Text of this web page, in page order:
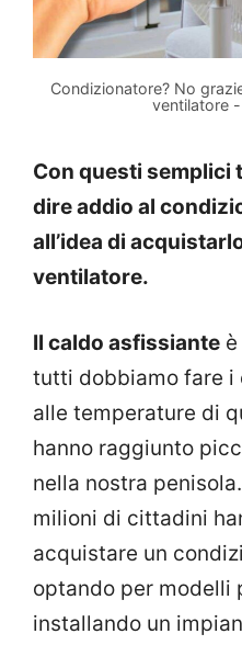
Condizionatore? No
ventilatore
Con questi semplici
dire addio al
all’idea di
ventilatore.
Il caldo asfissiante
tutti dobbiamo fare i
alle temperature di
hanno raggiunto
nella nostra
milioni di cittadini
acquistare un
optando per modelli
installando un